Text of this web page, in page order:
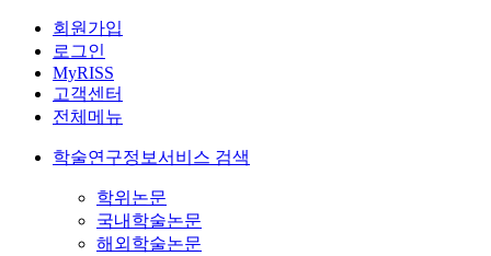
회원가입
로그인
MyRISS
고객센터
전체메뉴
학술연구정보서비스 검색
학위논문
국내학술논문
해외학술논문